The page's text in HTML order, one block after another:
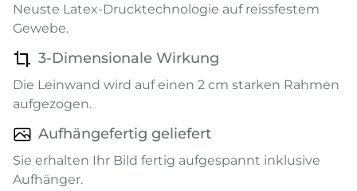
Neuste Latex-Drucktechnologie auf reissfestem
Gewebe.
3-Dimensionale Wirkung
Die Leinwand wird auf einen 2 cm starken Rahmen
aufgezogen.
Aufhängefertig geliefert
Sie erhalten Ihr Bild fertig aufgespannt inklusive
Aufhänger.